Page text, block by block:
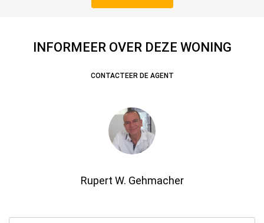
INFORMEER OVER DEZE WONING
CONTACTEER DE AGENT
Rupert W. Gehmacher